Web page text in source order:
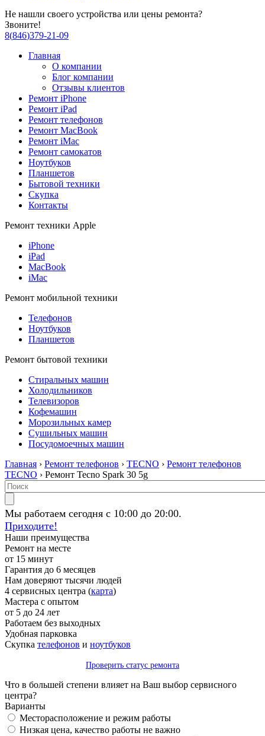
Не нашли своего устройства или цены ремонта?
Звоните!
8(846)379-21-09
Главная
О компании
Блог компании
Отзывы клиентов
Ремонт iPhone
Ремонт iPad
Ремонт телефонов
Ремонт MacBook
Ремонт iMac
Ремонт самокатов
Ноутбуков
Планшетов
Бытовой техники
Скупка
Контакты
Ремонт техники Apple
iPhone
iPad
MacBook
iMac
Ремонт мобильной техники
Телефонов
Ноутбуков
Планшетов
Ремонт бытовой техники
Стиральных машин
Холодильников
Телевизоров
Кофемашин
Морозильных камер
Сушильных машин
Посудомоечных машин
Главная › Ремонт телефонов › TECNO › Ремонт телефонов
TECNO › Ремонт Tecno Spark 30 5g
Мы работаем сегодня с 10:00 до 20:00.
Приходите!
Наши преимущества
Ремонт на месте
от 15 минут
Гарантия до 6 месяцев
Нам доверяют тысячи людей
4 сервисных центра (карта)
Мастера с опытом
от 5 до 24 лет
Работаем без выходных
Удобная парковка
Скупка телефонов и ноутбуков
Проверить статус ремонта
Что в большей степени влияет на Ваш выбор сервисного
центра?
Варианты
Месторасположение и режим работы
Низкая цена, качество работы не важно